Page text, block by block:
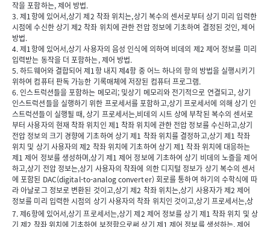
는 공급 전압이다.)
작을 포함하는, 제어 방법.
3. 제1항에 있어서,상기 제2 착좌 위치는,상기 복수의 센서로부터 상기 미리 입력한
시점에 수신한 상기 제2 착좌 위치에 관한 전압 정보에 기초하여 결정된 것인, 제어
방법.
4. 제1항에 있어서,상기 사용자의 음성 인식에 의하여 비데의 제2 제어 정보를 미리
입력받는 동작을 더 포함하는, 제어 방법.
5. 하드웨어와 결합되어 제1항 내지 제4항 중 어느 하나의 항의 방법을 실행시키기
위하여 컴퓨터 판독 가능한 기록매체에 저장된 컴퓨터 프로그램.
6. 인스트럭션들을 포함하는 메모리; 및상기 메모리와 전기적으로 연결되고, 상기
인스트럭션들을 실행하기 위한 프로세서를 포함하고,상기 프로세서에 의해 상기 인
스트럭션들이 실행될 때, 상기 프로세서는,비데의 시트 상에 부착된 복수의 센서로
부터 사용자의 현재 착좌 위치인 제1 착좌 위치에 관한 전압 정보를 수신하고,상기
전압 정보의 크기 경향에 기초하여 상기 제1 착좌 위치를 결정하고,상기 제1 착좌
위치 및 상기 사용자의 제2 착좌 위치에 기초하여 상기 제1 착좌 위치에 대응하는
제1 제어 정보를 생성하며,상기 제1 제어 정보에 기초하여 상기 비데의 노즐을 제어
하고,상기 전압 정보는,상기 사용자의 착좌에 의한 디지털 정보가 상기 복수의 센서
에 포함된 DAC(digital-to-analog converter) 회로를 통하여 하기의 수학식에 따
라 아날로그 정보로 변환된 것이고,상기 제2 착좌 위치는,상기 사용자가 제2 제어
정보를 미리 입력한 시점의 상기 사용자의 착좌 위치인 것이고,상기 프로세서는,상
기 복수의 센서 중 일부 센서들의 전압 정보와 상기 복수의 센서 중 상기 일부 센서
를 제외한 나머지 센서들의 전압 정보의 크기 비교에 기초하여, 상기 제1 착좌 위치
7. 제6항에 있어서,상기 프로세서는,상기 제2 제어 정보를 상기 제1 착좌 위치 및 상
기 제2 착좌 위치에 기초하여 보정함으로써 상기 제1 제어 정보를 생성하는, 제어